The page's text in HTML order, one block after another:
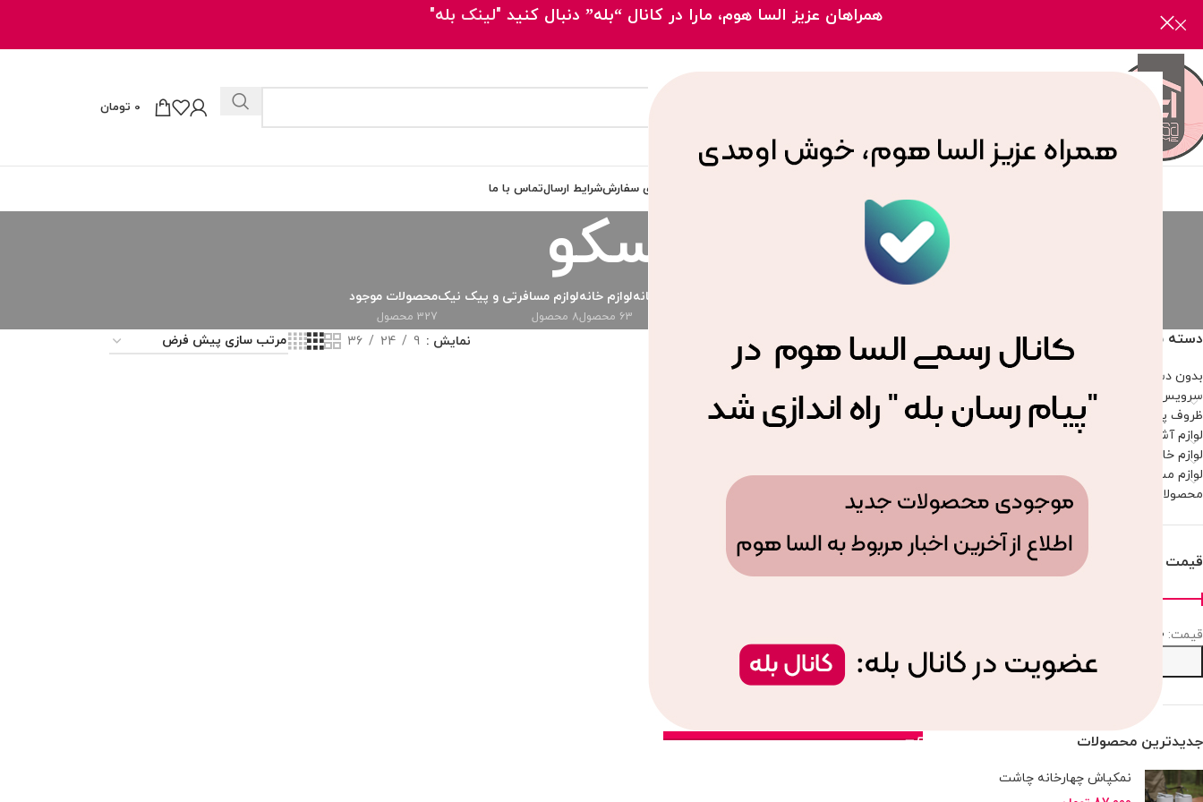
همراهان عزیز السا هوم، مارا در کانال “بله” دنبال کنید "لینک بله"
0 تومان
پیگیری سفارششرایط ارسالتماس با ما
پلاسکو
لوازم آشپزخانهلوازم خانه
63 محصول
لوازم مسافرتی و پیک نیک
8 محصول
محصولات موجود
327 محصول
دسته بندی محصولات
بدون دسته‌بندی
سرویس جهیزیه
ظروف پذیرایی
لوازم آشپزخانه
لوازم خانه
لوازم مسافرتی و پیک نیک
محصولات موجود
قیمت
صافی
قيمت: 15,751,700 تومان
جدیدترین محصولات
نمکپاش چهارخانه چاشت
خانه/ محصولات برچسب خورده “پلاسکو” نمایش 9
24
36
سرویس پلاسکو نارین لیمون